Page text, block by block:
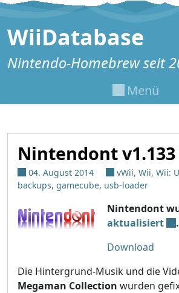
Zum Inhalt springen
WiiDatabase
Nintendo-Homebrew seit
Menü
Nintendont v1.133
04. August 2014 vWii, Wii, Wii:
backups, gamecube, usb-loader
Nintendont
aktualisiert
.
Download
Die Hintergrund-Musik und die
Megaman Collection wurden